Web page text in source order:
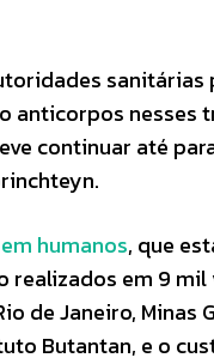
sanitárias
anticorpos nesses
continuar até
humanos, que
realizados em 9
de Janeiro, Minas
Butantan, e o